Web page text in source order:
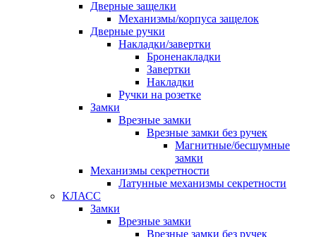
Дверные защелки
Механизмы/корпуса защелок
Дверные ручки
Накладки/завертки
Броненакладки
Завертки
Накладки
Ручки на розетке
Замки
Врезные замки
Врезные замки без ручек
Магнитные/бесшумные
замки
Механизмы секретности
Латунные механизмы секретности
КЛАСС
Замки
Врезные замки
Врезные замки без ручек